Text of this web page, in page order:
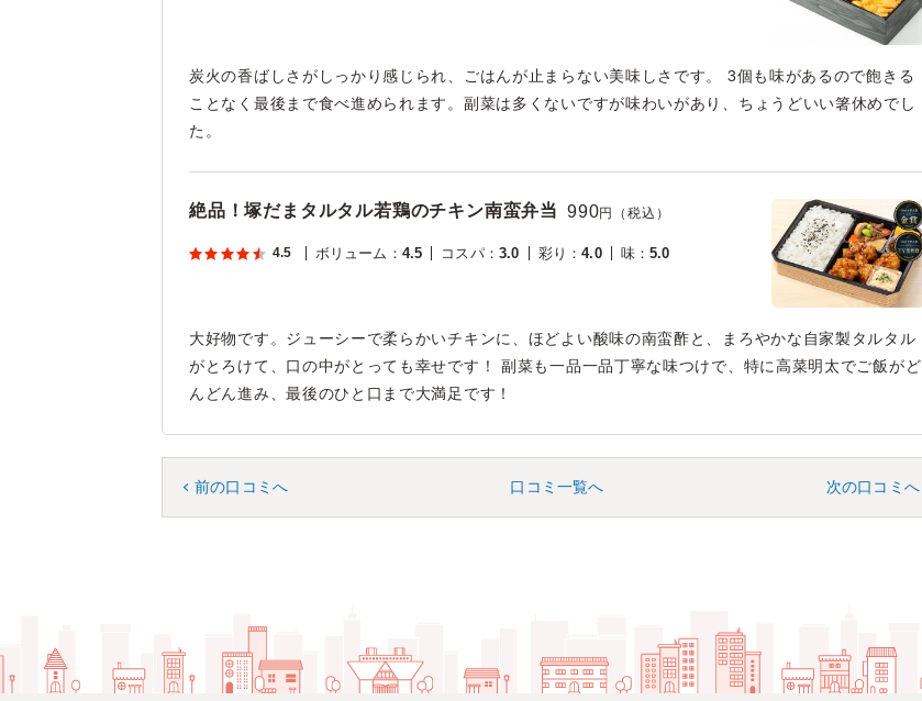
炭火の香ばしさがしっかり感じられ、ごはんが止まらない美味しさです。 3個も味があるので飽きる
ことなく最後まで食べ進められます。副菜は多くないですが味わいがあり、ちょうどいい箸休めでし
た。
絶品！塚だまタルタル若鶏のチキン南蛮弁当 990円（税込）
4.5 ボリューム ： 4.5 コスパ： 3.0 彩り ：4.0 味：5.0
大好物です。ジューシーで柔らかいチキンに、ほどよい酸味の南蛮酢と、まろやかな自家製タルタル
がとろけて、口の中がとっても幸せです！ 副菜も一品一品丁寧な味つけで、特に高菜明太でご飯がど
んどん進み、最後のひと口まで大満足です！
前の口コミへ 口コミ一覧へ 次の口コミへ